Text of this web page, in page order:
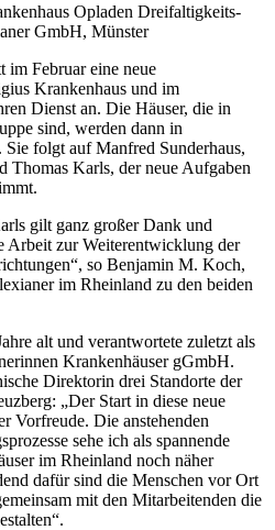
Opladen Dreifaltigkeits-
GmbH, Münster
Februar eine neue
Krankenhaus und im
Dienst an. Die Häuser, die in
sind, werden dann in
folgt auf Manfred Sunderhaus,
Thomas Karls, der neue Aufgaben
gilt ganz großer Dank und
Arbeit zur Weiterentwicklung der
so Benjamin M. Koch,
im Rheinland zu den beiden
alt und verantwortete zuletzt als
Krankenhäuser gGmbH.
Direktorin drei Standorte der
„Der Start in diese neue
Vorfreude. Die anstehenden
sehe ich als spannende
im Rheinland noch näher
dafür sind die Menschen vor Ort
mit den Mitarbeitenden die